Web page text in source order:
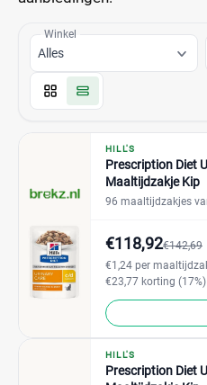
Winkel
Alles
HILL'S
Prescription Diet
Maaltijdzakje Kip
96 maaltijdzakjes
€118,92€142,69
€1,24 per
€23,77 korting (17%)
HILL'S
Prescription Diet